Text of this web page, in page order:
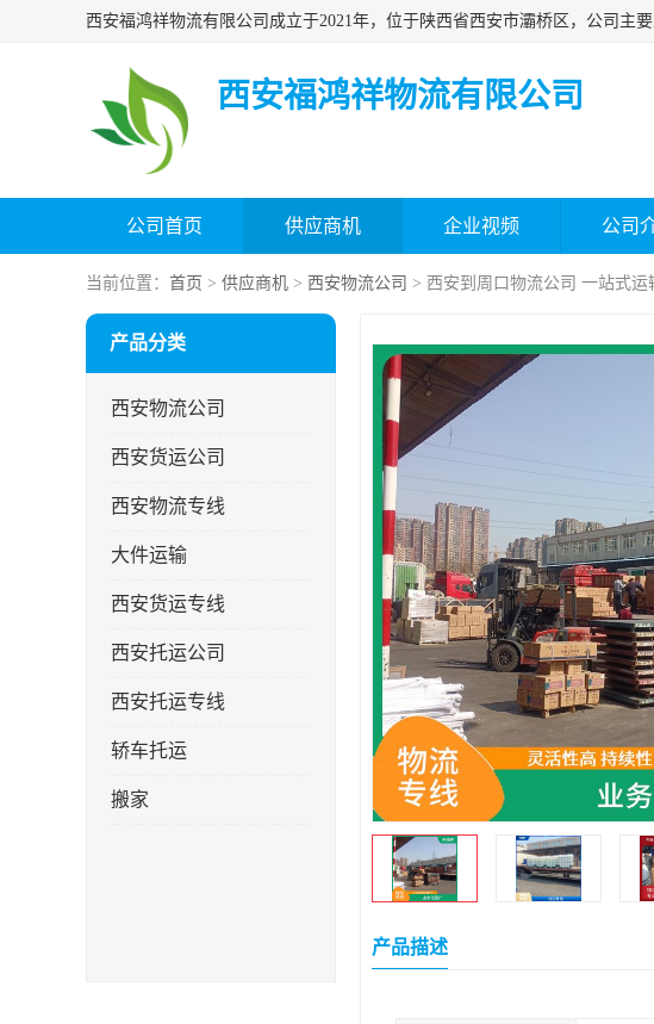
西安福鸿祥物流有限公司
公司首页 供应商机 企业视频 公司
当前位置： 首页 > 供应商机 > 西安物流公司 > 西安到周口物流公司 一站式运
产品分类
西安物流公司
西安货运公司
西安物流专线
大件运输
西安货运专线
西安托运公司
西安托运专线
轿车托运
搬家
产品描述